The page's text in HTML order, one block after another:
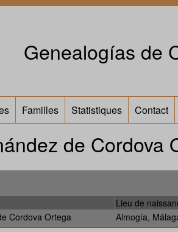
Genealogías de
Familles Statistiques Contact
de Cordova
Lieu de
Cordova Ortega
Almogía,